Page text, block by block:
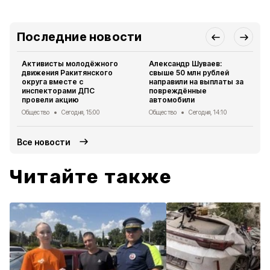
Последние новости
Активисты молодёжного
движения Ракитянского
округа вместе с
инспекторами ДПС
провели акцию
Общество Сегодня, 15:00
Александр Шуваев:
свыше 50 млн рублей
направили на выплаты за
повреждённые
автомобили
Общество Сегодня, 14:10
Все новости
Читайте также